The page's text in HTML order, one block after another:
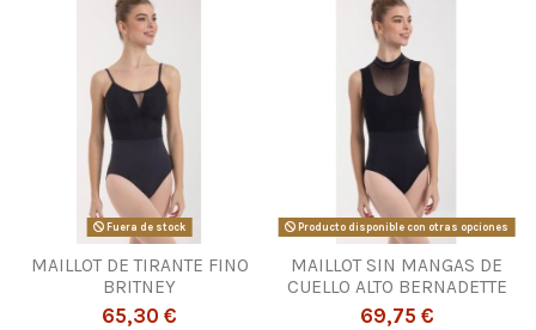
Fuera de stock
MAILLOT DE TIRANTE FINO
BRITNEY
65,30 €
Producto disponible con otras opciones
MAILLOT SIN MANGAS DE
CUELLO ALTO BERNADETTE
69,75 €